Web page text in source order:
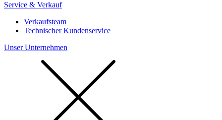
Service & Verkauf
Verkaufsteam
Technischer Kundenservice
Unser Unternehmen